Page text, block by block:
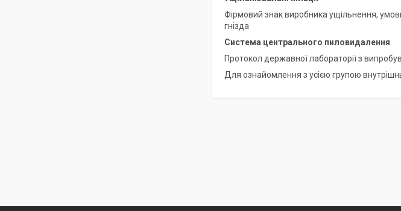
Фірмовий знак виробника ущільнення,
гнізда
Система центрального пиловидалення
Протокол державної лабораторії з
Для ознайомлення з усією групою